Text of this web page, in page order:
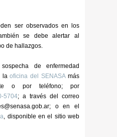
ser observados en los
se debe alertar al
de hallazgos.
de enfermedad
laoficina del SENASAmás
o por teléfono; por
5704; a través del correo
o en el
, disponible en el sitio web